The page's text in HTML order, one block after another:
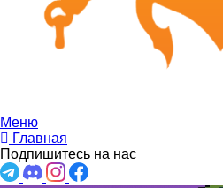
Меню
Главная
Подпишитесь на нас